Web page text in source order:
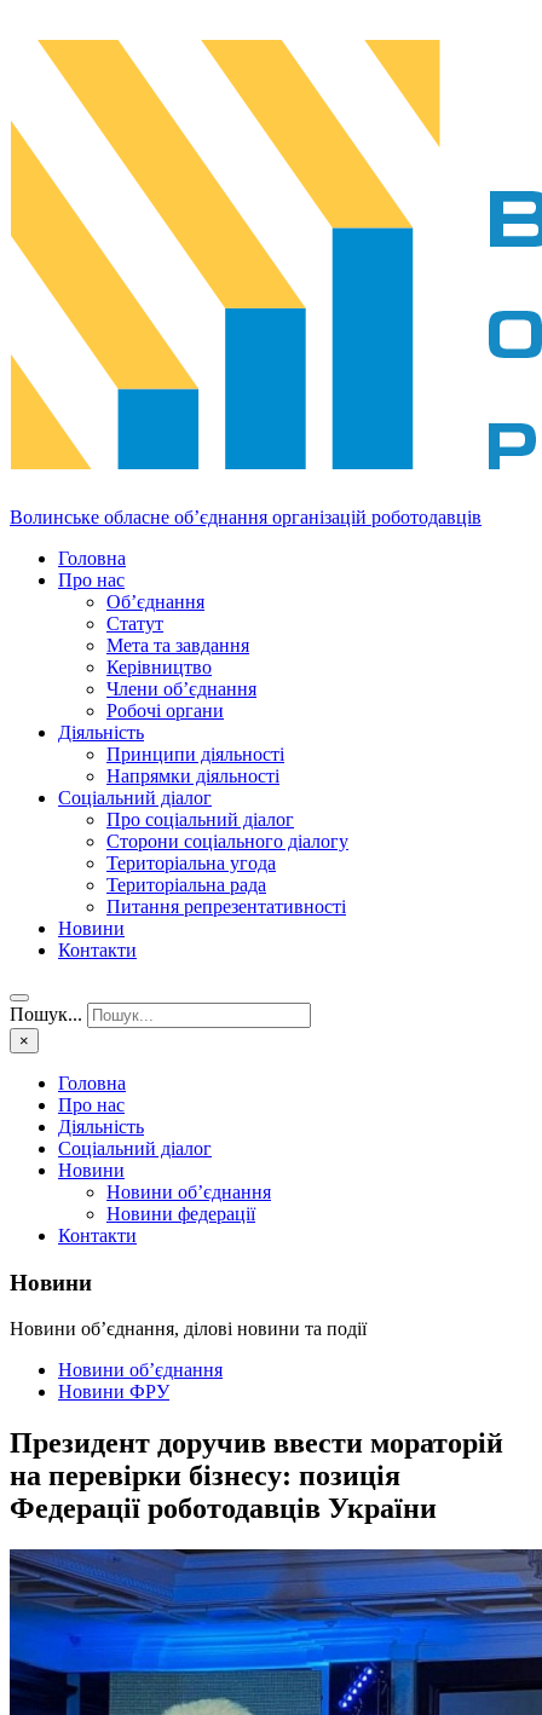
Волинське обласне об’єднання організацій роботодавців
Головна
Про нас
Об’єднання
Статут
Мета та завдання
Керівництво
Члени об’єднання
Робочі органи
Діяльність
Принципи діяльності
Напрямки діяльності
Соціальний діалог
Про соціальний діалог
Сторони соціального діалогу
Територіальна угода
Територіальна рада
Питання репрезентативності
Новини
Контакти
Пошук...
×
Головна
Про нас
Діяльність
Соціальний діалог
Новини
Новини об’єднання
Новини федерації
Контакти
Новини
Новини об’єднання, ділові новини та події
Новини об’єднання
Новини ФРУ
Президент доручив ввести мораторій
на перевірки бізнесу: позиція
Федерації роботодавців України